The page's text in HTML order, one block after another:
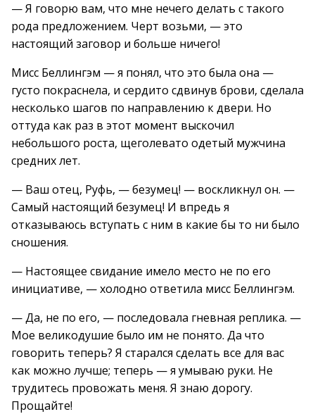
— Я говорю вам, что мне нечего делать с такого
рода предложением. Черт возьми, — это
настоящий заговор и больше ничего!
Мисс Беллингэм — я понял, что это была она —
густо покраснела, и сердито сдвинув брови, сделала
несколько шагов по направлению к двери. Но
оттуда как раз в этот момент выскочил
небольшого роста, щеголевато одетый мужчина
средних лет.
— Ваш отец, Руфь, — безумец! — воскликнул он. —
Самый настоящий безумец! И впредь я
отказываюсь вступать с ним в какие бы то ни было
сношения.
— Настоящее свидание имело место не по его
инициативе, — холодно ответила мисс Беллингэм.
— Да, не по его, — последовала гневная реплика. —
Мое великодушие было им не понято. Да что
говорить теперь? Я старался сделать все для вас
как можно лучше; теперь — я умываю руки. Не
трудитесь провожать меня. Я знаю дорогу.
Прощайте!